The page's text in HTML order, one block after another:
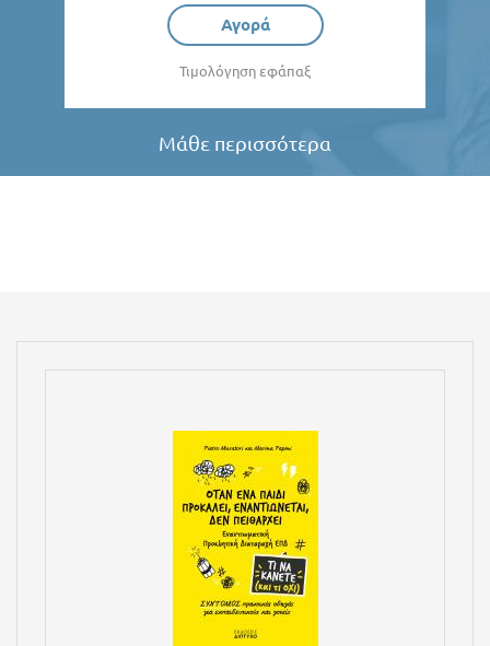
Αγορά
Τιμολόγηση εφάπαξ
Μάθε περισσότερα